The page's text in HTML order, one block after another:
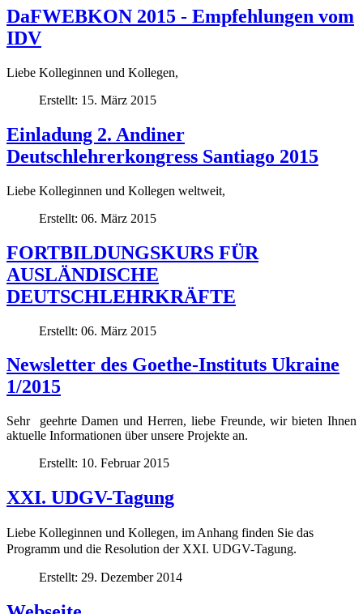
DaFWEBKON 2015 - Empfehlungen vom
IDV
Liebe Kolleginnen und Kollegen,
Erstellt: 15. März 2015
Einladung 2. Andiner
Deutschlehrerkongress Santiago 2015
Liebe Kolleginnen und Kollegen weltweit,
Erstellt: 06. März 2015
FORTBILDUNGSKURS FÜR
AUSLÄNDISCHE
DEUTSCHLEHRKRÄFTE
Erstellt: 06. März 2015
Newsletter des Goethe-Instituts Ukraine
1/2015
Sehr geehrte Damen und Herren, liebe Freunde, wir bieten Ihnen
aktuelle Informationen über unsere Projekte an.
Erstellt: 10. Februar 2015
XXI. UDGV-Tagung
Liebe Kolleginnen und Kollegen, im Anhang finden Sie das
Programm und die Resolution der XXI. UDGV-Tagung.
Erstellt: 29. Dezember 2014